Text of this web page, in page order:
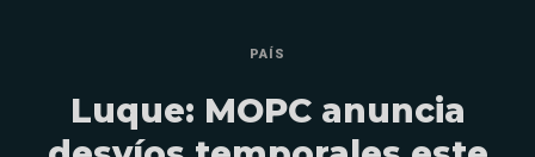
PAÍS
Luque: MOPC anuncia